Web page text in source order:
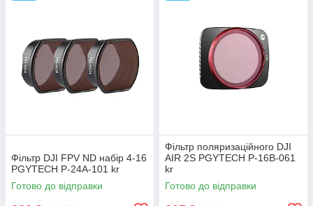
Фільтр DJI FPV ND набір 4-16
PGYTECH P-24A-101 kr
Готово до відправки
Фільтр поляризаційного DJI
AIR 2S PGYTECH P-16B-061
kr
Готово до відправки